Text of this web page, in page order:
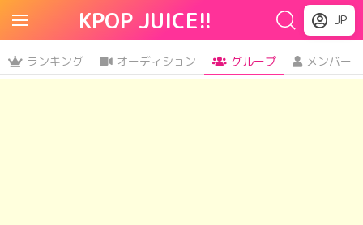
KPOP JUICE!! JP
ランキング オーディション グループ メンバー